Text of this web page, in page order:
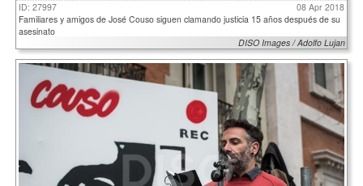
ID: 27997
08 Apr 2018
Familiares y amigos de José Couso siguen clamando justicia 15 años después de su
asesinato
DISO Images / Adolfo Lujan